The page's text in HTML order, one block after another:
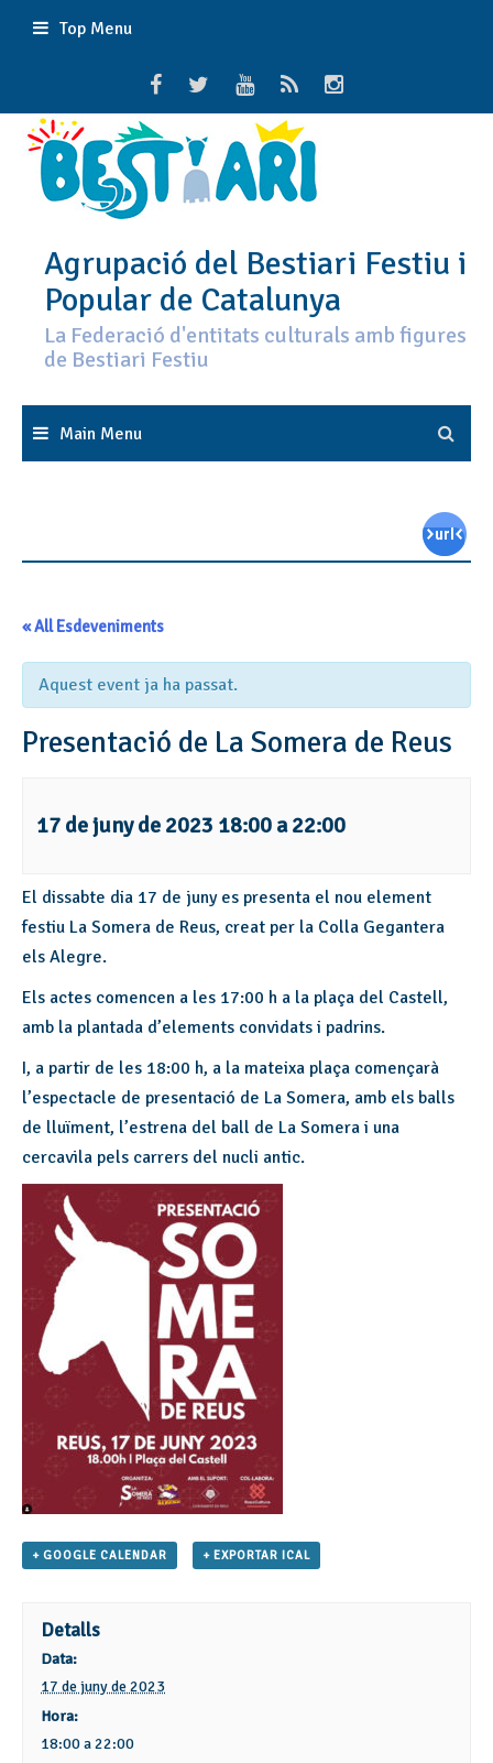
Top Menu
Agrupació del Bestiari Festiu i
Popular de Catalunya
La Federació d'entitats culturals amb figures
de Bestiari Festiu
Main Menu
« All Esdeveniments
Aquest event ja ha passat.
Presentació de La Somera de Reus
17 de juny de 2023 18:00 a22:00
El dissabte dia 17 de juny es presenta el nou element
festiu La Somera de Reus, creat per la Colla Gegantera
els Alegre.
Els actes comencen a les 17:00 h a la plaça del Castell,
amb la plantada d’elements convidats i padrins.
I, a partir de les 18:00 h, a la mateixa plaça començarà
l’espectacle de presentació de La Somera, amb els balls
de lluïment, l’estrena del ball de La Somera i una
cercavila pels carrers del nucli antic.
+ GOOGLE CALENDAR + EXPORTAR ICAL
Detalls
Data:
17 de juny de 2023
Hora:
18:00 a 22:00